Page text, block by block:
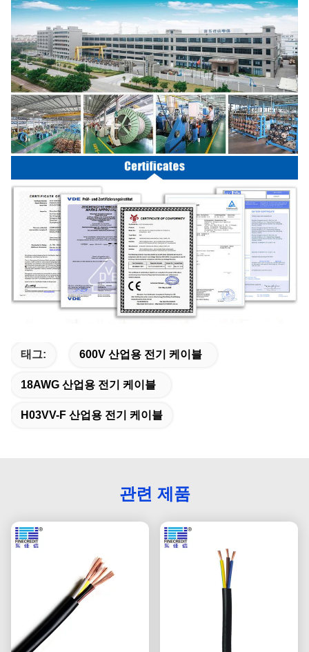
태그: 600V 산업용 전기 케이블
18AWG 산업용 전기 케이블
H03VV-F 산업용 전기 케이블
관련 제품